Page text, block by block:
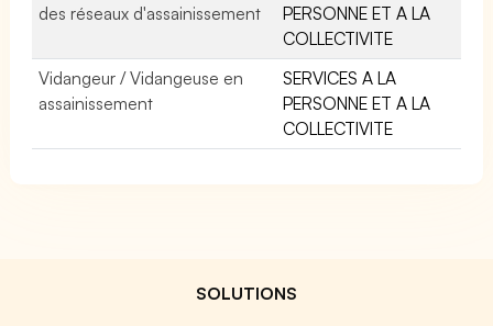
des réseaux d'assainissement
PERSONNE ET A LA
COLLECTIVITE
Vidangeur / Vidangeuse en
assainissement
SERVICES A LA
PERSONNE ET A LA
COLLECTIVITE
SOLUTIONS